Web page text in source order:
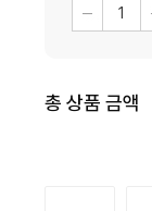
총 상품 금액